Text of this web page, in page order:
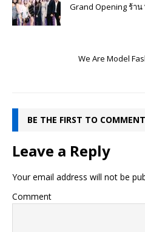
Grand Opening ร้าน
We Are Model
BE THE FIRST TO COMMENT
Leave a Reply
Your email address will not be
Comment